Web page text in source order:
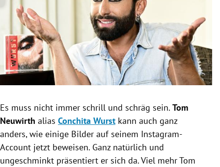
Untermenü
Untermenü
Untermenü
Untermenü
Untermenü
Es muss nicht immer schrill und schräg sein. Tom
Neuwirth alias Conchita Wurst kann auch ganz
anders, wie einige Bilder auf seinem Instagram-
Account jetzt beweisen. Ganz natürlich und
ungeschminkt präsentiert er sich da. Viel mehrTom